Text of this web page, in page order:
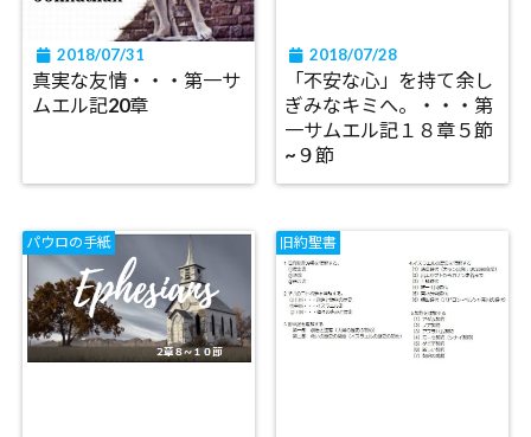
2018/07/31
真実な友情・・・第一サ
ムエル記20章
2018/07/28
「不安な心」を持て余し
ぎみなキミへ。・・・第
一サムエル記１８章５節
~９節
パウロの手紙 旧約聖書